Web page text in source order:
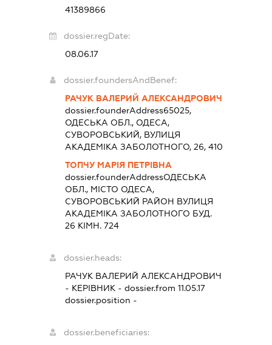
41389866
dossier.regDate:
08.06.17
dossier.foundersAndBenef:
РАЧУК ВАЛЕРИЙ АЛЕКСАНДРОВИЧ
dossier.founderAddress65025,
ОДЕСЬКА ОБЛ., ОДЕСА,
СУВОРОВСЬКИЙ, ВУЛИЦЯ
АКАДЕМІКА ЗАБОЛОТНОГО, 26, 410
ТОПЧУ МАРІЯ ПЕТРІВНА
dossier.founderAddressОДЕСЬКА
ОБЛ., МІСТО ОДЕСА,
СУВОРОВСЬКИЙ РАЙОН ВУЛИЦЯ
АКАДЕМІКА ЗАБОЛОТНОГО БУД.
26 КІМН. 724
dossier.heads:
РАЧУК ВАЛЕРИЙ АЛЕКСАНДРОВИЧ
- КЕРІВНИК - dossier.from 11.05.17
dossier.position -
dossier.beneficiaries: